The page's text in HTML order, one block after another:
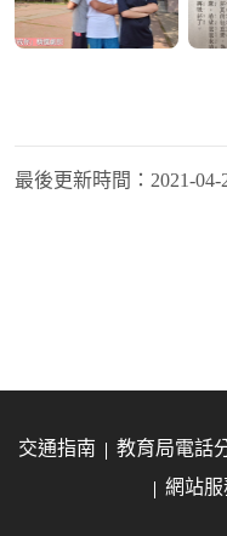
最後更新時間： 2021-04-
交通指南 教育局電話
網站